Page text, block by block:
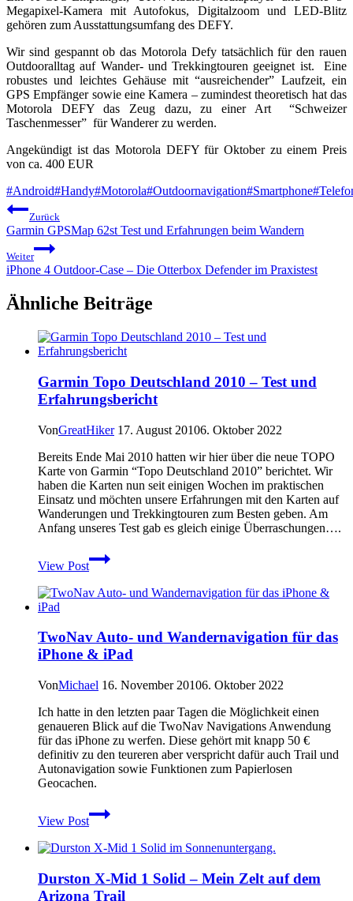
Megapixel-Kamera mit Autofokus, Digitalzoom und LED-Blitz
gehören zum Ausstattungsumfang des DEFY.
Wir sind gespannt ob das Motorola Defy tatsächlich für den rauen
Outdooralltag auf Wander- und Trekkingtouren geeignet ist. Eine
robustes und leichtes Gehäuse mit “ausreichender” Laufzeit, ein
GPS Empfänger sowie eine Kamera – zumindest theoretisch hat das
Motorola DEFY das Zeug dazu, zu einer Art “Schweizer
Taschenmesser” für Wanderer zu werden.
Angekündigt ist das Motorola DEFY für Oktober zu einem Preis
von ca. 400 EUR
Schlagworte:
#Android#Handy#Motorola#Outdoornavigation#Smartphone#
Beitragsnavigation
Zurück
Garmin GPSMap 62st Test und Erfahrungen beim Wandern
Weiter
iPhone 4 Outdoor-Case – Die Otterbox Defender im Praxistest
Ähnliche Beiträge
Garmin Topo Deutschland 2010 – Test und
Erfahrungsbericht
VonGreatHiker 17. August 20106. Oktober 2022
Bereits Ende Mai 2010 hatten wir hier über die neue TOPO
Karte von Garmin “Topo Deutschland 2010” berichtet. Wir
haben die Karten nun seit einigen Wochen im praktischen
Einsatz und möchten unsere Erfahrungen mit den Karten auf
Wanderungen und Trekkingtouren zum Besten geben. Am
Anfang unseres Test gab es gleich einige Überraschungen….
View Post
Garmin
Topo
2010
und
Erfahrungsbericht
TwoNav Auto- und Wandernavigation für das
iPhone & iPad
VonMichael 16. November 20106. Oktober 2022
Ich hatte in den letzten paar Tagen die Möglichkeit einen
genaueren Blick auf die TwoNav Navigations Anwendung
für das iPhone zu werfen. Diese gehört mit knapp 50 €
definitiv zu den teureren aber verspricht dafür auch Trail und
Autonavigation sowie Funktionen zum Papierlosen
Geocachen.
View Post
TwoNav
Auto-
Wandernavigation
das
iPhone
Durston X-Mid 1 Solid – Mein Zelt auf dem
Arizona Trail